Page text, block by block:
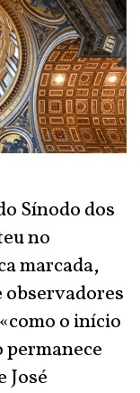
Sínodo dos
no
marcada,
observadores
o início
permanece
José